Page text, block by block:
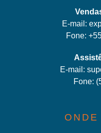
E-mail:
Fone:
E-mail:
Fone:
ONDE